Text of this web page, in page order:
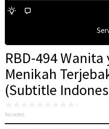
RBD-494 Wanita
Menikah
(Subtitle
No votes